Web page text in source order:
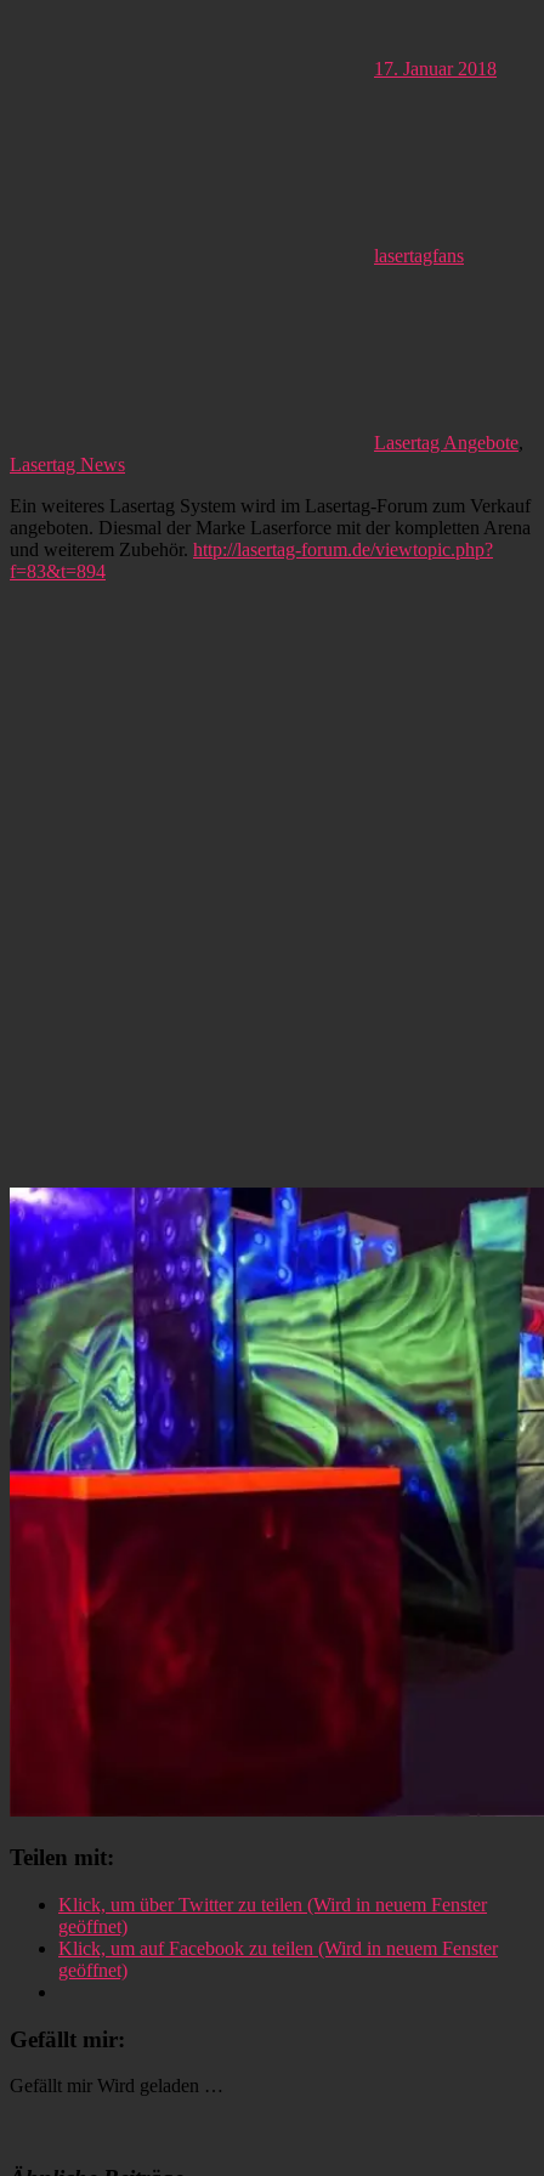
17. Januar 2018
lasertagfans
Lasertag Angebote,
Lasertag News
Ein weiteres Lasertag System wird im Lasertag-Forum zum Verkauf
angeboten. Diesmal der Marke Laserforce mit der kompletten Arena
und weiterem Zubehör. http://lasertag-forum.de/viewtopic.php?
f=83&t=894
Teilen mit:
Klick, um über Twitter zu teilen (Wird in neuem Fenster
geöffnet)
Klick, um auf Facebook zu teilen (Wird in neuem Fenster
geöffnet)
Gefällt mir:
Gefällt mir Wird geladen …